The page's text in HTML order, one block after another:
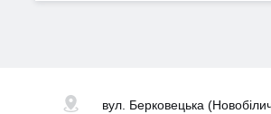
вул. Берковецька